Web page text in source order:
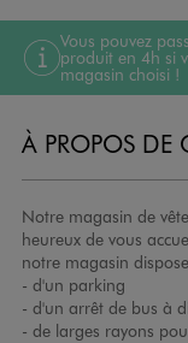
Vous pouvez
produit en 4h si
magasin choisi !
À PROPOS DE
Notre magasin de
heureux de vous
notre magasin
- d'un parking
- d'un arrêt de bus à
- de larges rayons